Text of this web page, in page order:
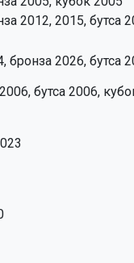
2012, 2015, бутса
2026, бутса
бутса 2006,